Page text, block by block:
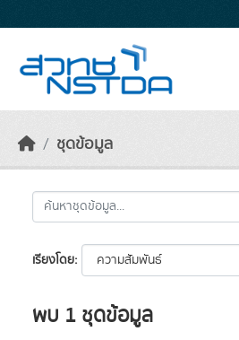
ชุดข้อมูล
เรียงโดย
พบ 1 ชุดข้อมูล